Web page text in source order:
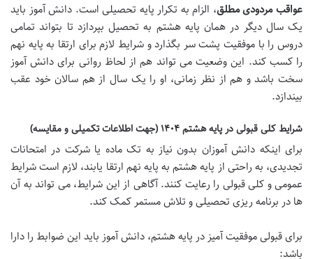
عواقب مردودی مطلق، الزام به تکرار پایه تحصیلی است. دانش آموز باید
یک سال دیگر در همان پایه هشتم به تحصیل بپردازد تا بتواند تمامی
دروس را با موفقیت پشت سر بگذارد و شرایط لازم برای ارتقا به پایه نهم
را کسب کند. این وضعیت می تواند هم از لحاظ روانی برای دانش آموز
سخت باشد و هم از نظر زمانی، او را یک سال از هم سالان خود عقب
بیندازد.
شرایط کلی قبولی در پایه هشتم ۱۴۰۴ (جهت اطلاعات تکمیلی و مقایسه)
برای اینکه دانش آموزان بدون نیاز به تک ماده یا شرکت در امتحانات
تجدیدی، به راحتی از پایه هشتم به پایه نهم ارتقا یابند، لازم است شرایط
عمومی و کلی قبولی را رعایت کنند. آگاهی از این شرایط، می تواند به آن
ها در برنامه ریزی تحصیلی و تلاش مستمر کمک کند.
برای قبولی موفقیت آمیز در پایه هشتم، دانش آموز باید این ضوابط را دارا
باشد: